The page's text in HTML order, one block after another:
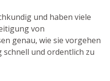
und haben viele
von
genau, wie sie vorgehen
und ordentlich zu